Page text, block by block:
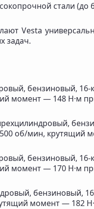
стали (до
Vesta
задач.
бензиновый, 16-
момент — 148 Н·м
об/мин, крутящий
бензиновый, 16-
момент — 170 Н·м
бензиновый,
момент — 182